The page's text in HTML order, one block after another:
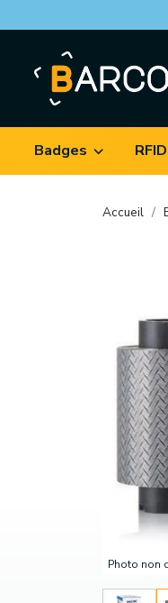
Badges RFID
Accueil
Photo non